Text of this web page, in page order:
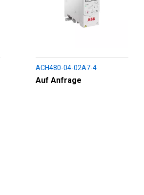
ACH480-04-02A7-4
Auf Anfrage